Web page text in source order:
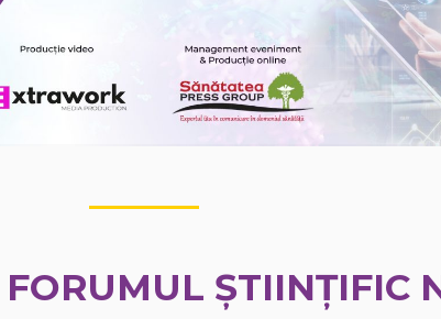
FORUMUL ȘTIINȚIFIC